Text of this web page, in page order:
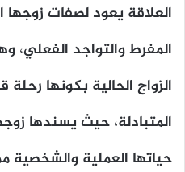
العلاقة يعود لصفات زوجها
المفرط والتواجد الفعلي،
الزواج الحالية بكونها
المتبادلة، حيث يسندها
حياتها العملية